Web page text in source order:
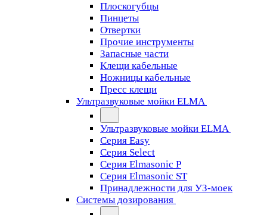
Плоскогубцы
Пинцеты
Отвертки
Прочие инструменты
Запасные части
Клещи кабельные
Ножницы кабельные
Пресс клещи
Ультразвуковые мойки ELMA
Ультразвуковые мойки ELMA
Серия Easy
Серия Select
Серия Elmasonic P
Серия Elmasonic ST
Принадлежности для УЗ-моек
Системы дозирования